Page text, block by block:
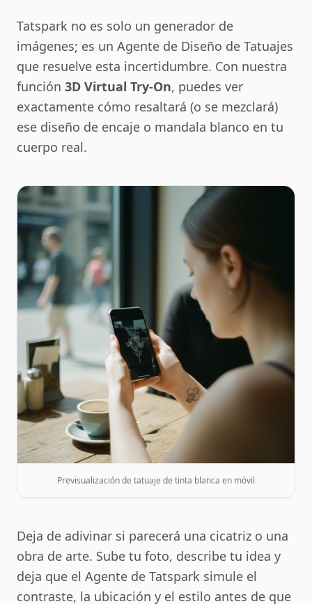
Tatspark no es solo un generador de
imágenes; es un Agente de Diseño de Tatuajes
que resuelve esta incertidumbre. Con nuestra
función 3D Virtual Try-On, puedes ver
exactamente cómo resaltará (o se mezclará)
ese diseño de encaje o mandala blanco en tu
cuerpo real.
Previsualización de tatuaje de tinta blanca en móvil
Deja de adivinar si parecerá una cicatriz o una
obra de arte. Sube tu foto, describe tu idea y
deja que el Agente de Tatspark simule el
contraste, la ubicación y el estilo antes de que